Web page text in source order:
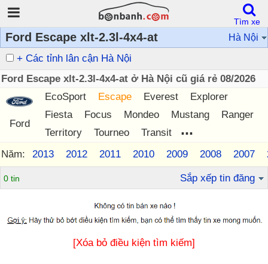
Ford Escape xlt-2.3l-4x4-at Hà Nội
+ Các tỉnh lân cận Hà Nội
Ford Escape xlt-2.3l-4x4-at ở Hà Nội cũ giá rẻ 08/2026
Ford
EcoSport Escape Everest
Explorer
Fiesta
Focus Mondeo Mustang
Ranger
Territory
Tourneo Transit ...
Năm: 2013 2012 2011 2010 2009 2008 2007
0 tin Sắp xếp tin đăng
[Xóa bỏ điều kiện tìm kiếm]
Tìm xe